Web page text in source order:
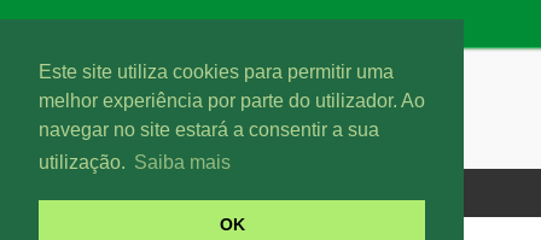
Este site utiliza cookies para permitir uma
melhor experiência por parte do utilizador. Ao
navegar no site estará a consentir a sua
utilização. Saiba mais
OK